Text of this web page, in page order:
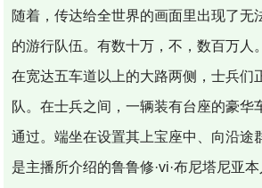
随着，传达给全世界的画面里出现了无
的游行队伍。有数十万，不，数百万人。
在宽达五车道以上的大路两侧，士兵们
队。在士兵之间，一辆装有台座的豪华
通过。端坐在设置其上宝座中、向沿途
是主播所介绍的鲁鲁修·vi·布尼塔尼亚